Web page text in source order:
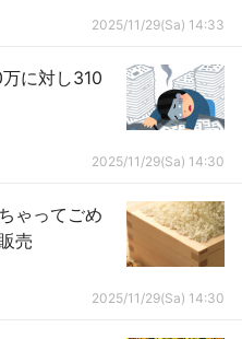
2025/11/29(Sa) 14:33
に対し310
2025/11/29(Sa) 14:30
ゃってごめ
売
2025/11/29(Sa) 14:30